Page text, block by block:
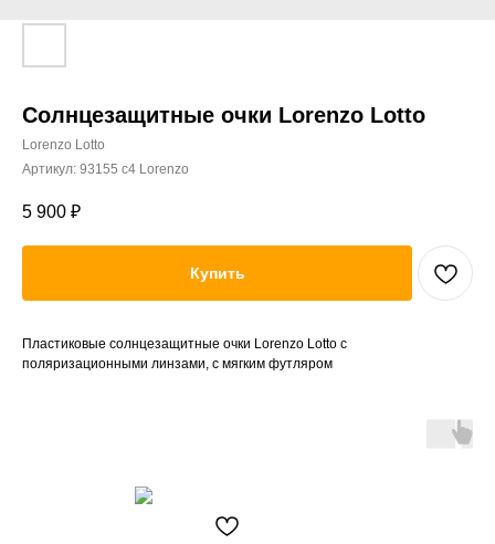
Солнцезащитные очки Lorenzo Lotto
Lorenzo Lotto
Артикул: 93155 c4 Lorenzo
5 900 ₽
Купить
Пластиковые солнцезащитные очки Lorenzo Lotto с
поляризационными линзами, с мягким футляром